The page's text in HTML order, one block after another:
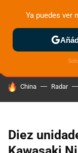
ZONA DE PRUEBAS
HOY SE HABLA DE
China Radar
Diez
Ya puedes ver